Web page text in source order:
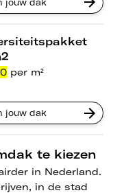
jouw dak
per m²
jouw dak
te kiezen
in Nederland.
in de stad